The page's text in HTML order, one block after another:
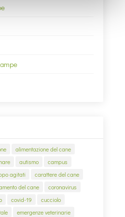
alimentazione del cane
autismo
campus
agitati
carattere del cane
del cane
coronavirus
covid-19
cucciolo
emergenze veterinarie